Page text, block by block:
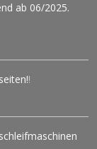
ab 06/2025.
!